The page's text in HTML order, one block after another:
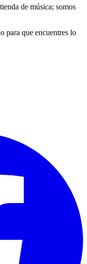
de música; somos
para que encuentres lo